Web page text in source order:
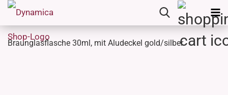
Braunglasflasche 30ml, mit Aludeckel gold/silber